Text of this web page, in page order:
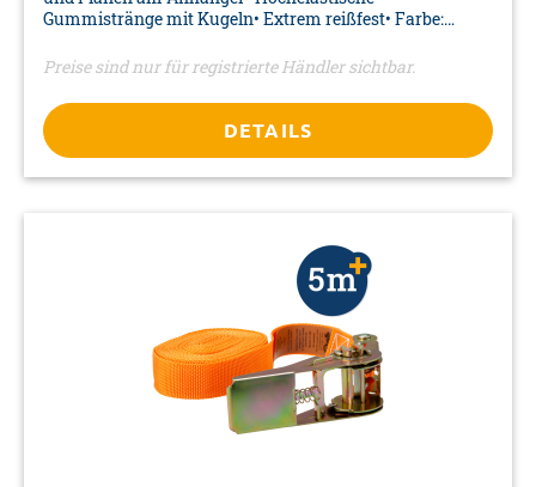
Gummistränge mit Kugeln• Extrem reißfest• Farbe:
Maße Schlaufe: Ø 4 x 240 mm• Durchmesser der Kugel: 29
mm• Verpackung: Gebunden auf Karte mit Euro-Lochung
Preise sind nur für registrierte Händler sichtbar.
DETAILS